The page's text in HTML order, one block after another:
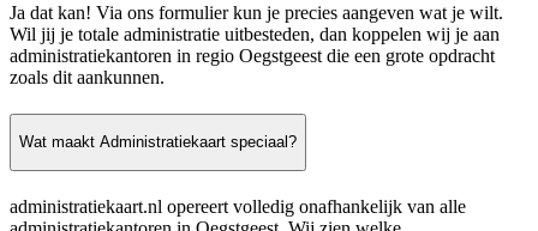
Ja dat kan! Via ons formulier kun je precies aangeven wat je wilt.
Wil jij je totale administratie uitbesteden, dan koppelen wij je aan
administratiekantoren in regio Oegstgeest die een grote opdracht
zoals dit aankunnen.
Wat maakt Administratiekaart speciaal?
administratiekaart.nl opereert volledig onafhankelijk van alle